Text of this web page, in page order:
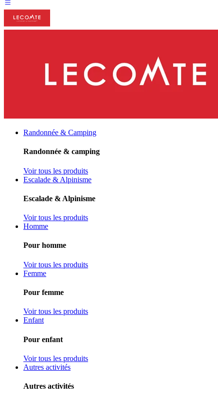
Randonnée & Camping
Randonnée & camping
Voir tous les produits
Escalade & Alpinisme
Escalade & Alpinisme
Voir tous les produits
Homme
Pour homme
Voir tous les produits
Femme
Pour femme
Voir tous les produits
Enfant
Pour enfant
Voir tous les produits
Autres activités
Autres activités